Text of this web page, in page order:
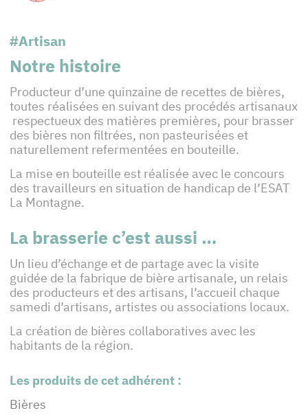
#Artisan
Notre histoire
Producteur d’une quinzaine de recettes de bières,
toutes réalisées en suivant des procédés artisanaux
respectueux des matières premières, pour brasser
des bières non filtrées, non pasteurisées et
naturellement refermentées en bouteille.
La mise en bouteille est réalisée avec le concours
des travailleurs en situation de handicap de l’ESAT
La Montagne.
La brasserie c’est aussi …
Un lieu d’échange et de partage avec la visite
guidée de la fabrique de bière artisanale, un relais
des producteurs et des artisans, l’accueil chaque
samedi d’artisans, artistes ou associations locaux.
La création de bières collaboratives avec les
habitants de la région.
Les produits de cet adhérent :
Bières